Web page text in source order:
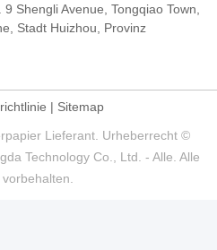
Shengli Avenue, Tongqiao Town,
Stadt Huizhou, Provinz
| Sitemap
Lieferant. Urheberrecht ©
Technology Co., Ltd. - Alle. Alle